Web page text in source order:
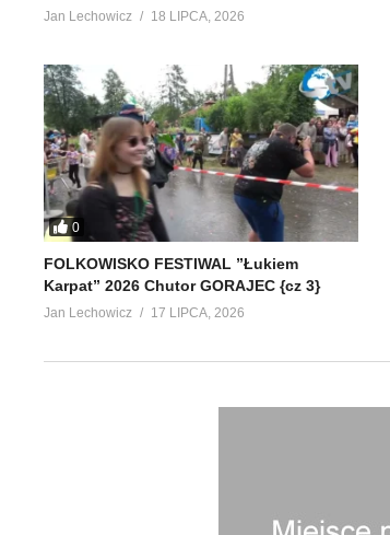
Jan Lechowicz 18 LIPCA, 2026
0
FOLKOWISKO FESTIWAL ”Łukiem
Karpat” 2026 Chutor GORAJEC {cz 3}
Jan Lechowicz 17 LIPCA, 2026